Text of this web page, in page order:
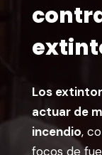
Los
actuar de
incendio,
focos de